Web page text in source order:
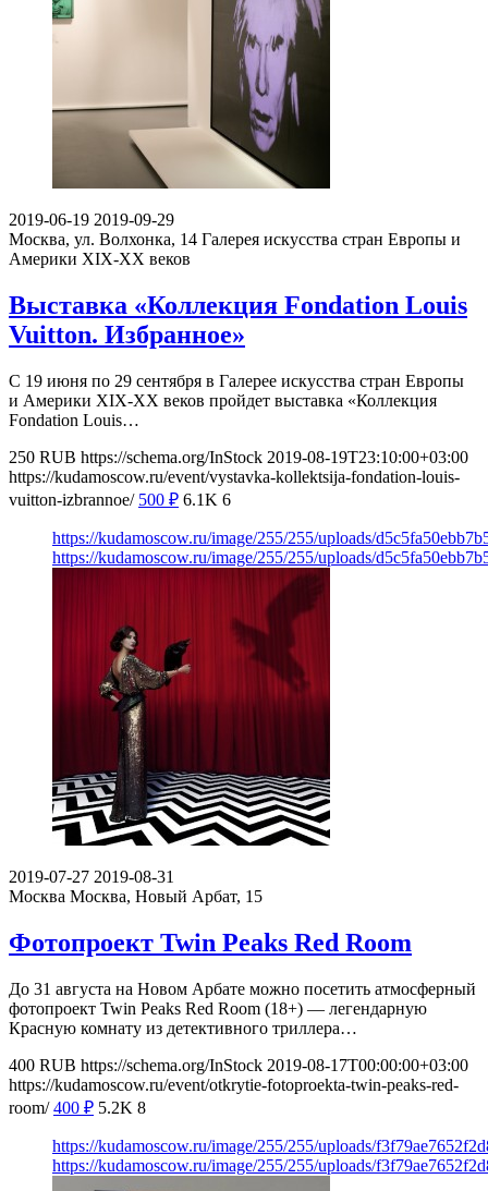
2019-06-19 2019-09-29
Москва, ул. Волхонка, 14 Галерея искусства стран Европы и
Америки XIX-ХХ веков
Выставка «Коллекция Fondation Louis
Vuitton. Избранное»
С 19 июня по 29 сентября в Галерее искусства стран Европы
и Америки XIX-XX веков пройдет выставка «Коллекция
Fondation Louis…
250 RUB https://schema.org/InStock 2019-08-19T23:10:00+03:00
https://kudamoscow.ru/event/vystavka-kollektsija-fondation-louis-
vuitton-izbrannoe/ 500 ₽ 6.1K 6
https://kudamoscow.ru/image/255/255/uploads/
https://kudamoscow.ru/image/255/255/uploads/
2019-07-27 2019-08-31
Москва Москва, Новый Арбат, 15
Фотопроект Twin Peaks Red Room
До 31 августа на Новом Арбате можно посетить атмосферный
фотопроект Twin Peaks Red Room (18+) — легендарную
Красную комнату из детективного триллера…
400 RUB https://schema.org/InStock 2019-08-17T00:00:00+03:00
https://kudamoscow.ru/event/otkrytie-fotoproekta-twin-peaks-red-
room/ 400 ₽ 5.2K 8
https://kudamoscow.ru/image/255/255/uploads/
https://kudamoscow.ru/image/255/255/uploads/